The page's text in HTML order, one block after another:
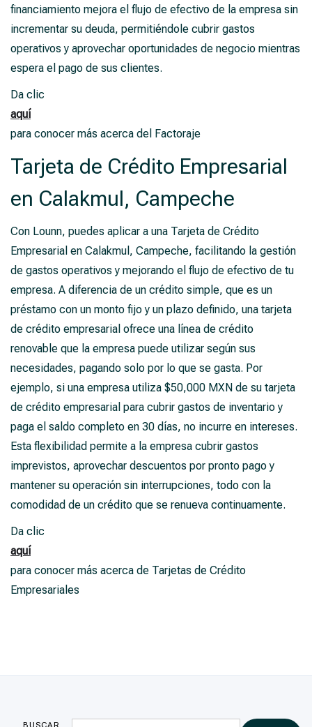
financiamiento mejora el flujo de efectivo de la empresa sin
incrementar su deuda, permitiéndole cubrir gastos
operativos y aprovechar oportunidades de negocio mientras
espera el pago de sus clientes.
Da clic
aquí
para conocer más acerca del Factoraje
Tarjeta de Crédito Empresarial
en Calakmul, Campeche
Con Lounn, puedes aplicar a una Tarjeta de Crédito
Empresarial en Calakmul, Campeche, facilitando la gestión
de gastos operativos y mejorando el flujo de efectivo de tu
empresa. A diferencia de un crédito simple, que es un
préstamo con un monto fijo y un plazo definido, una tarjeta
de crédito empresarial ofrece una línea de crédito
renovable que la empresa puede utilizar según sus
necesidades, pagando solo por lo que se gasta. Por
ejemplo, si una empresa utiliza $50,000 MXN de su tarjeta
de crédito empresarial para cubrir gastos de inventario y
paga el saldo completo en 30 días, no incurre en intereses.
Esta flexibilidad permite a la empresa cubrir gastos
imprevistos, aprovechar descuentos por pronto pago y
mantener su operación sin interrupciones, todo con la
comodidad de un crédito que se renueva continuamente.
Da clic
aquí
para conocer más acerca de Tarjetas de Crédito
Empresariales
BUSCAR